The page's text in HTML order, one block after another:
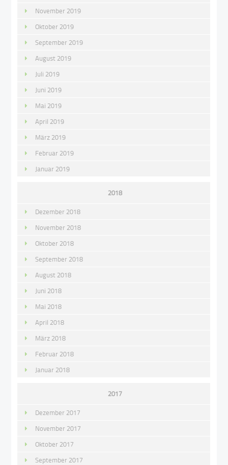
November 2019
Oktober 2019
September 2019
August 2019
Juli 2019
Juni 2019
Mai 2019
April 2019
März 2019
Februar 2019
Januar 2019
2018
Dezember 2018
November 2018
Oktober 2018
September 2018
August 2018
Juni 2018
Mai 2018
April 2018
März 2018
Februar 2018
Januar 2018
2017
Dezember 2017
November 2017
Oktober 2017
September 2017